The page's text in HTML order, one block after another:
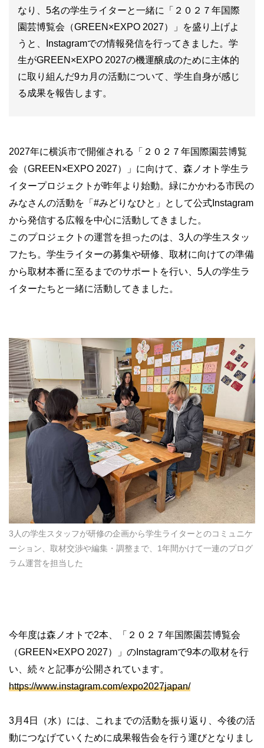
なり、5名の学生ライターと一緒に「２０２７年国際
園芸博覧会（GREEN×EXPO 2027）」を盛り上げよ
うと、Instagramでの情報発信を行ってきました。学
生がGREEN×EXPO 2027の機運醸成のために主体的
に取り組んだ9カ月の活動について、学生自身が感じ
る成果を報告します。
2027年に横浜市で開催される「２０２７年国際園芸博覧
会（GREEN×EXPO 2027）」に向けて、森ノオト学生ラ
イタープロジェクトが昨年より始動。緑にかかわる市民の
みなさんの活動を「#みどりなひと」として公式Instagram
から発信する広報を中心に活動してきました。
このプロジェクトの運営を担ったのは、3人の学生スタッ
フたち。学生ライターの募集や研修、取材に向けての準備
から取材本番に至るまでのサポートを行い、5人の学生ラ
イターたちと一緒に活動してきました。
3人の学生スタッフが研修の企画から学生ライターとのコミュニケ
ーション、取材交渉や編集・調整まで、1年間かけて一連のプログ
ラム運営を担当した
今年度は森ノオトで2本、「２０２７年国際園芸博覧会
（GREEN×EXPO 2027）」のInstagramで9本の取材を行
い、続々と記事が公開されています。
https://www.instagram.com/expo2027japan/
3月4日（水）には、これまでの活動を振り返り、今後の活
動につなげていくために成果報告会を行う運びとなりまし